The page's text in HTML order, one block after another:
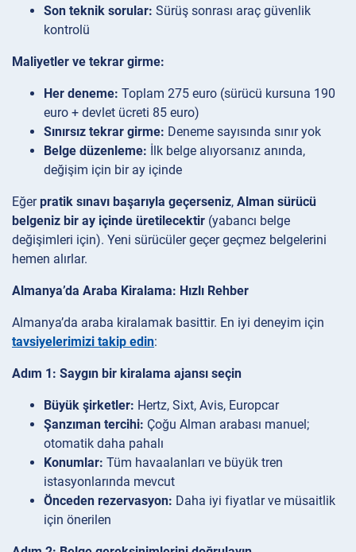
Son teknik sorular: Sürüş sonrası araç güvenlik
kontrolü
Maliyetler ve tekrar girme:
Her deneme: Toplam 275 euro (sürücü kursuna 190
euro + devlet ücreti 85 euro)
Sınırsız tekrar girme: Deneme sayısında sınır yok
Belge düzenleme: İlk belge alıyorsanız anında,
değişim için bir ay içinde
Eğerpratik sınavı başarıyla geçerseniz, Alman sürücü
belgeniz bir ay içinde üretilecektir (yabancı belge
değişimleri için). Yeni sürücüler geçer geçmez belgelerini
hemen alırlar.
Almanya’da Araba Kiralama: Hızlı Rehber
Almanya’da araba kiralamak basittir. En iyi deneyim için
tavsiyelerimizi takip edin:
Adım 1: Saygın bir kiralama ajansı seçin
Büyük şirketler: Hertz, Sixt, Avis, Europcar
Şanzıman tercihi: Çoğu Alman arabası manuel;
otomatik daha pahalı
Konumlar: Tüm havaalanları ve büyük tren
istasyonlarında mevcut
Önceden rezervasyon: Daha iyi fiyatlar ve müsaitlik
için önerilen